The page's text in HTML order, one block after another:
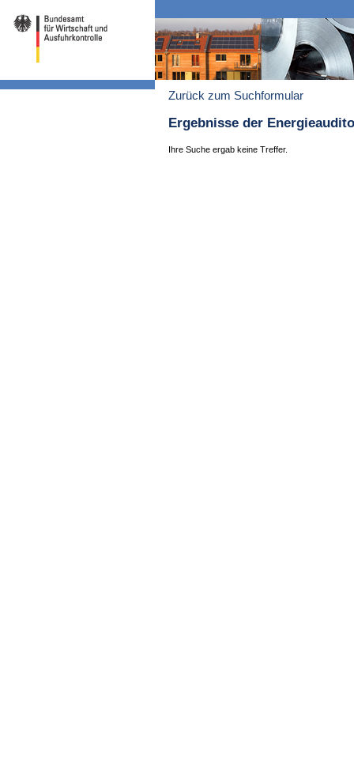
Zurück zum Suchformular
Ergebnisse der
Ihre Suche ergab keine Treffer.